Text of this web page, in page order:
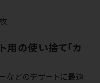
用の使い捨て「カ
などのデザートに最適